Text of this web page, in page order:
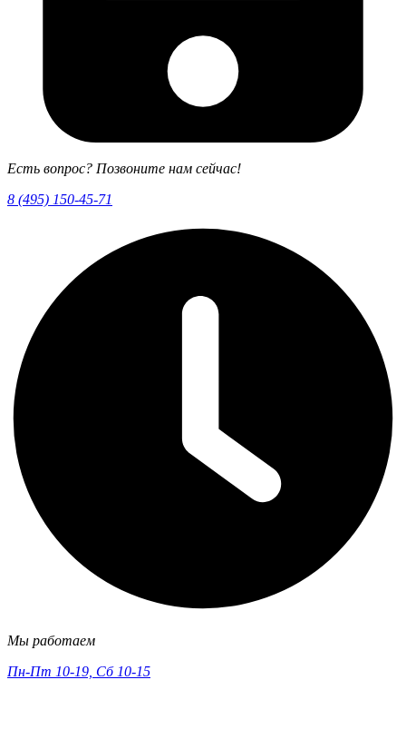
Есть вопрос? Позвоните нам сейчас!
8 (495) 150-45-71
Мы работаем
Пн-Пт 10-19, Сб 10-15